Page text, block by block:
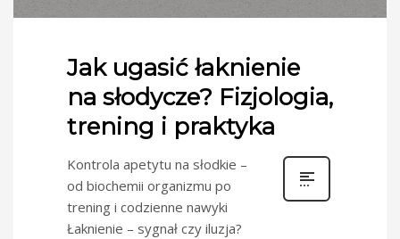
Jak ugasić łaknienie
na słodycze? Fizjologia,
trening i praktyka
Kontrola apetytu na słodkie –
od biochemii organizmu po
trening i codzienne nawyki
Łaknienie – sygnał czy iluzja?